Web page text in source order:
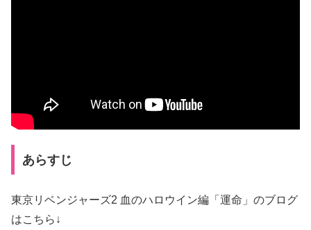
あらすじ
東京リベンジャーズ2 血のハロウイン編「運命」のブログ
はこちら↓